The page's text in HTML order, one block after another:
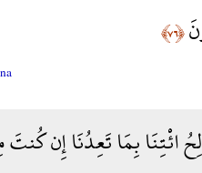
﴿٧٦﴾
ائْتِنَا بِمَا تَعِدُنَا إِن